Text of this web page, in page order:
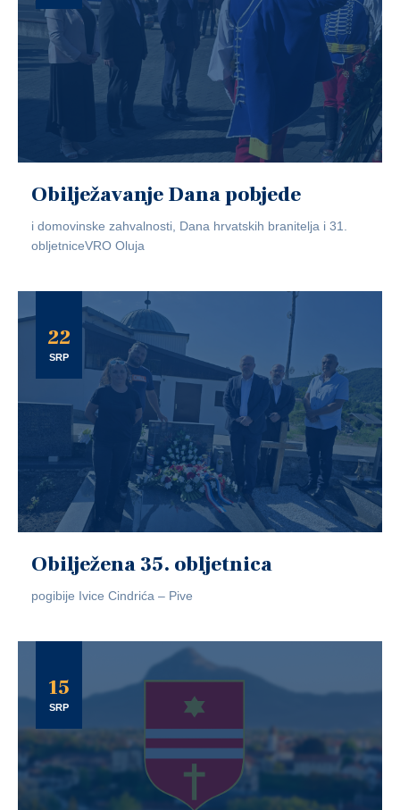
Obilježavanje Dana pobjede
i domovinske zahvalnosti, Dana hrvatskih branitelja i 31.
obljetniceVRO Oluja
22
SRP
Obilježena 35. obljetnica
pogibije Ivice Cindrića – Pive
15
SRP